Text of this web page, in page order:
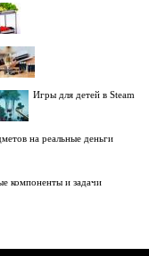
Игры для детей в Steam
на реальные деньги
компоненты и задачи